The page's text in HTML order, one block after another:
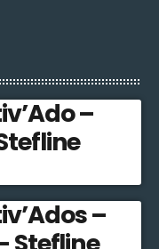
–
–